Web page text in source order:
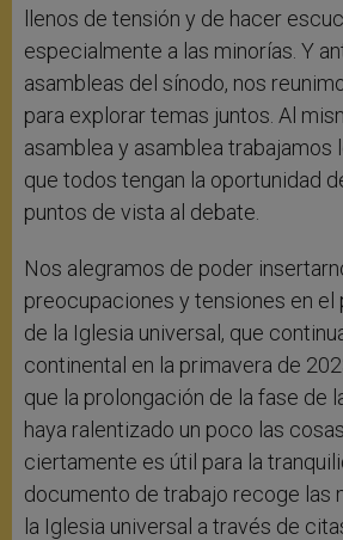
llenos de tensión y de hacer
especialmente a las minorías. Y
asambleas del sínodo, nos
para explorar temas juntos. Al
asamblea y asamblea trabajamos
que todos tengan la oportunidad
puntos de vista al debate.
Nos alegramos de poder
preocupaciones y tensiones en el
de la Iglesia universal, que
continental en la primavera de
que la prolongación de la fase de
haya ralentizado un poco las
ciertamente es útil para la
documento de trabajo recoge las
la Iglesia universal a través de